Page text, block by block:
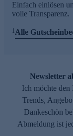
Einfach einlösen
volle Transparenz.
1 Alle
Newsletter
Ich möchte
Trends,
Dankeschön
Abmeldung ist